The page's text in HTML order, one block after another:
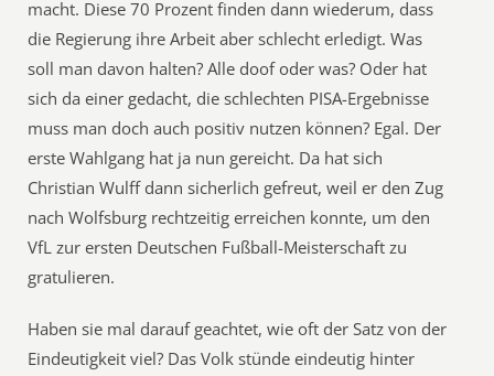
macht. Diese 70 Prozent finden dann wiederum, dass
die Regierung ihre Arbeit aber schlecht erledigt. Was
soll man davon halten? Alle doof oder was? Oder hat
sich da einer gedacht, die schlechten PISA-Ergebnisse
muss man doch auch positiv nutzen können? Egal. Der
erste Wahlgang hat ja nun gereicht. Da hat sich
Christian Wulff dann sicherlich gefreut, weil er den Zug
nach Wolfsburg rechtzeitig erreichen konnte, um den
VfL zur ersten Deutschen Fußball-Meisterschaft zu
gratulieren.
Haben sie mal darauf geachtet, wie oft der Satz von der
Eindeutigkeit viel? Das Volk stünde eindeutig hinter